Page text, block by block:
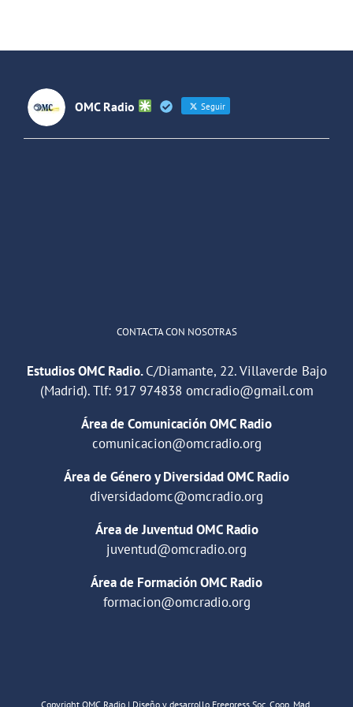
OMC Radio Seguir
CONTACTA CON NOSOTRAS
Estudios OMC Radio.C/Diamante, 22. Villaverde Bajo
(Madrid). Tlf: 917 974838 omcradio@gmail.com
Área de Comunicación OMC Radio
comunicacion@omcradio.org
Área de Género y Diversidad OMC Radio
diversidadomc@omcradio.org
Área de Juventud OMC Radio
juventud@omcradio.org
Área de Formación OMC Radio
formacion@omcradio.org
Copyright OMC Radio | Diseño y desarrollo Freepress Soc. Coop. Mad.